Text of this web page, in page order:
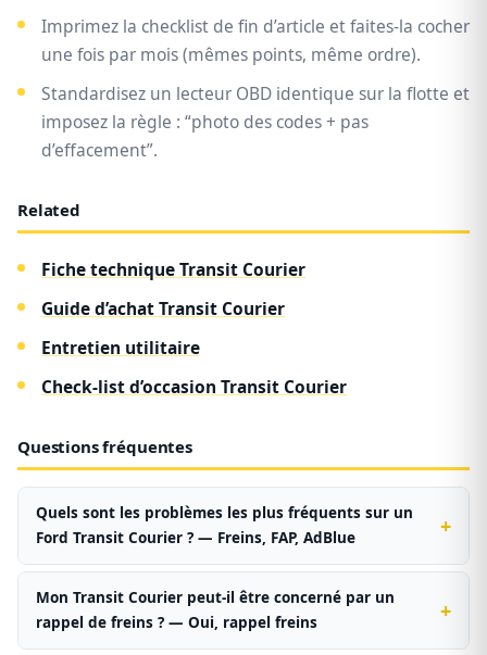
Imprimez la checklist de fin d’article et faites-la cocher
une fois par mois (mêmes points, même ordre).
Standardisez un lecteur OBD identique sur la flotte et
imposez la règle : “photo des codes + pas
d’effacement”.
Related
Fiche technique Transit Courier
Guide d’achat Transit Courier
Entretien utilitaire
Check-list d’occasion Transit Courier
Questions fréquentes
Quels sont les problèmes les plus fréquents sur un
Ford Transit Courier ? — Freins, FAP, AdBlue
Mon Transit Courier peut-il être concerné par un
rappel de freins ? — Oui, rappel freins